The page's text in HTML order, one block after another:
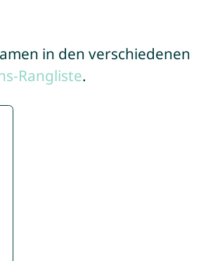
in den verschiedenen
Rangliste.